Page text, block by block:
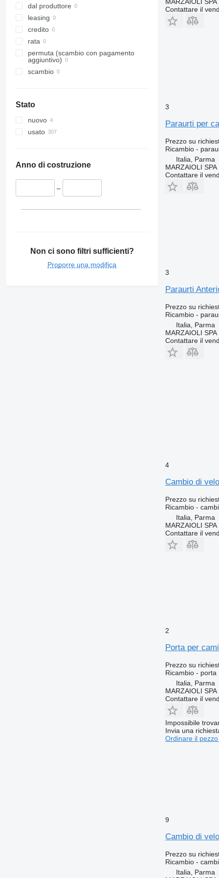
VitoMidlum 280
Premium 340
Premium 370
Premium 380
Premium 420
Premium 430
Premium 440
Premium Lander
T520
VM
VNL
dal produttore
leasing
credito
rata
permuta (scambio con pagamento
aggiuntivo)
scambio
Stato
nuovo
usato
Anno di costruzione
–
Non ci sono filtri sufficienti?
Proporre una modifica
Contattare il
3
Paraurti per
Prezzo su
Ricambio -
Italia, Parma
MARZAIOLI SPA
Contattare il
3
Paraurti
Prezzo su
Ricambio -
Italia, Parma
MARZAIOLI SPA
Contattare il
4
Cambio di
Prezzo su
Ricambio -
Italia, Parma
MARZAIOLI SPA
Contattare il
2
Porta per
Prezzo su
Ricambio - porta
Italia, Parma
MARZAIOLI SPA
Contattare il
Impossibile
Invia una
Ordinare il
9
Cambio di
Prezzo su
Ricambio -
Italia, Parma